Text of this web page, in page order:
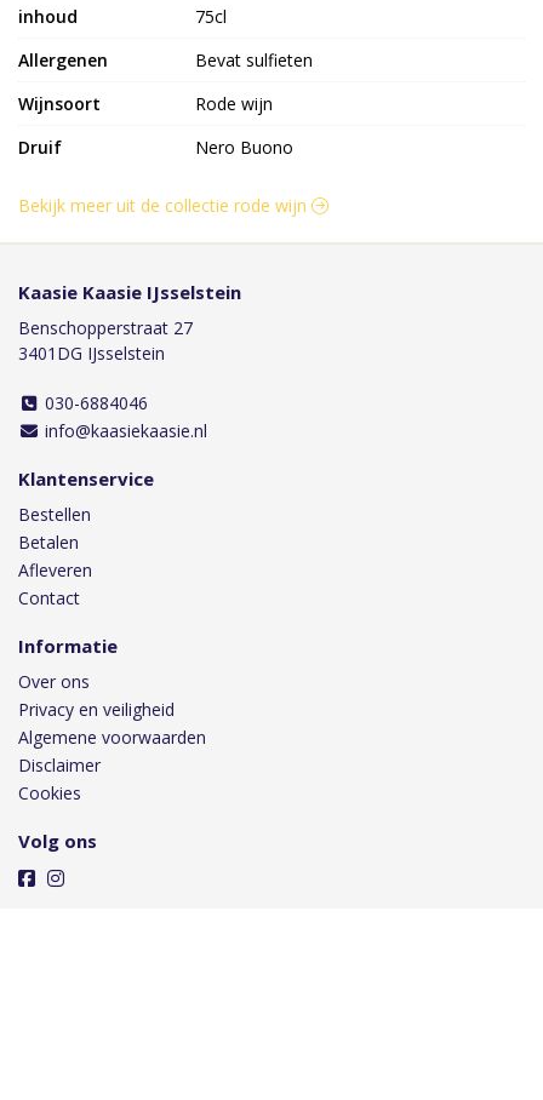
inhoud
75cl
Allergenen
Bevat sulfieten
Wijnsoort
Rode wijn
Druif
Nero Buono
Bekijk meer uit de collectie rode wijn
Kaasie Kaasie IJsselstein
Benschopperstraat 27
3401DG IJsselstein
030-6884046
info@kaasiekaasie.nl
Klantenservice
Bestellen
Betalen
Afleveren
Contact
Informatie
Over ons
Privacy en veiligheid
Algemene voorwaarden
Disclaimer
Cookies
Volg ons